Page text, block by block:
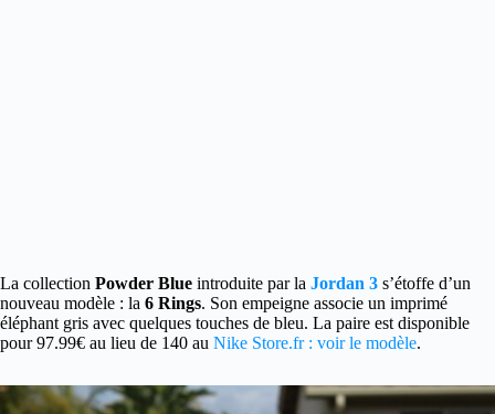
La collection Powder Blue introduite par la Jordan 3 s’étoffe d’un
nouveau modèle : la 6 Rings. Son empeigne associe un imprimé
éléphant gris avec quelques touches de bleu. La paire est disponible
pour 97.99€ au lieu de 140 au Nike Store.fr : voir le modèle.